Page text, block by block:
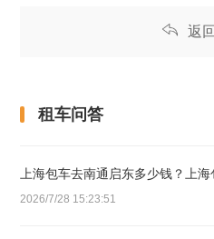
返
租车问答
上海包车去南通启东多少钱？上
2026/7/28 15:23:51